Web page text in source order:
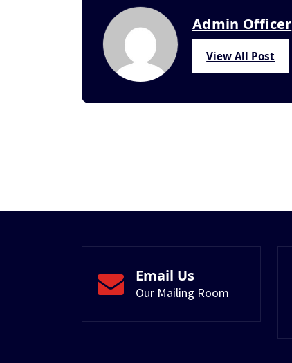
Admin Officer
View All Post
Email Us
Our Mailing Room